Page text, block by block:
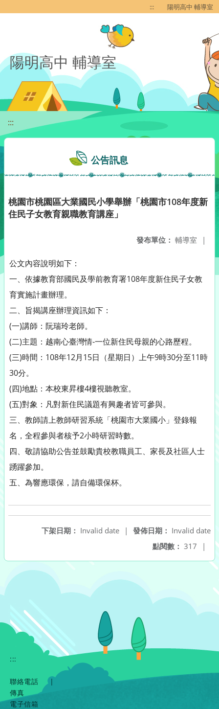
::: 陽明高中 輔導室
陽明高中 輔導室
:::
公告訊息
桃園市桃園區大業國民小學舉辦「桃園市108年度新
住民子女教育親職教育講座」
發布單位： 輔導室 |
公文內容說明如下：
一、依據教育部國民及學前教育署108年度新住民子女教
育實施計畫辦理。
二、旨揭講座辦理資訊如下：
(一)講師：阮瑞玲老師。
(二)主題：越南心臺灣情-一位新住民母親的心路歷程。
(三)時間：108年12月15日（星期日）上午9時30分至11時
30分。
(四)地點：本校東昇樓4樓視聽教室。
(五)對象：凡對新住民議題有興趣者皆可參與。
三、教師請上教師研習系統「桃園市大業國小」登錄報
名，全程參與者核予2小時研習時數。
四、敬請協助公告並鼓勵貴校教職員工、家長及社區人士
踴躍參加。
五、為響應環保，請自備環保杯。
發佈日期： Invalid date
下架日期： Invalid date
|
點閱數： 317 |
:::
聯絡電話
|
傳真
電子信箱